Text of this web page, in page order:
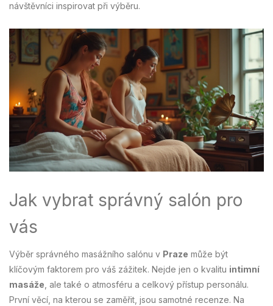
návštěvníci inspirovat při výběru.
Jak vybrat správný salón pro
vás
Výběr správného masážního salónu v Praze může být
klíčovým faktorem pro váš zážitek. Nejde jen o kvalitu intimní
masáže , ale také o atmosféru a celkový přístup personálu.
První věcí, na kterou se zaměřit, jsou samotné recenze. Na